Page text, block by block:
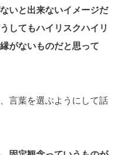
いと出来ないイメージだ
してもハイリスクハイリ
がないものだと思って
言葉を選ぶようにして話